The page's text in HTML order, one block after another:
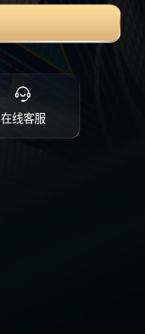
在线客服